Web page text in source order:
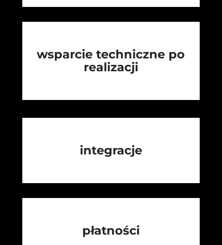
wsparcie techniczne po
realizacji
integracje
płatności